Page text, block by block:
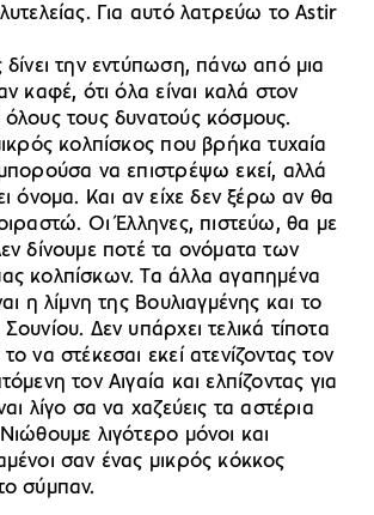
Για αυτό λατρεύω το Astir
την εντύπωση, πάνω από μια
καφέ, ότι όλα είναι καλά στον
τους δυνατούς κόσμους.
κολπίσκος που βρήκα τυχαία
να επιστρέψω εκεί, αλλά
όνομα. Και αν είχε δεν ξέρω αν θα
Οι Έλληνες, πιστεύω, θα με
δίνουμε ποτέ τα ονόματα των
κολπίσκων. Τα άλλα αγαπημένα
η λίμνη της Βουλιαγμένης και το
Δεν υπάρχει τελικά τίποτα
να στέκεσαι εκεί ατενίζοντας τον
τον Αιγαία και ελπίζοντας για
λίγο σα να χαζεύεις τα αστέρια
λιγότερο μόνοι και
σαν ένας μικρός κόκκος
σύμπαν.